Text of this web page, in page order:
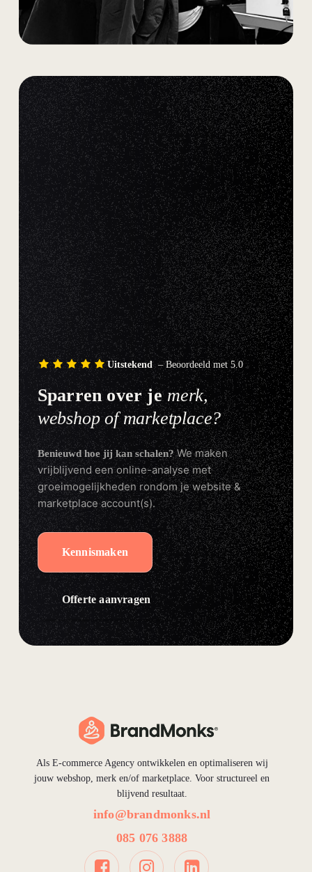
Uitstekend– Beoordeeld met 5.0
Sparren over jemerk,
webshop of marketplace?
Benieuwd hoe jij kan schalen?We maken
vrijblijvend een online-analyse met
groeimogelijkheden rondom je website &
marketplace account(s).
Kennismaken
Offerte aanvragen
Als E-commerce Agency ontwikkelen en optimaliseren wij
jouw webshop, merk en/of marketplace. Voor structureel en
blijvend resultaat.
info@brandmonks.nl
085 076 3888